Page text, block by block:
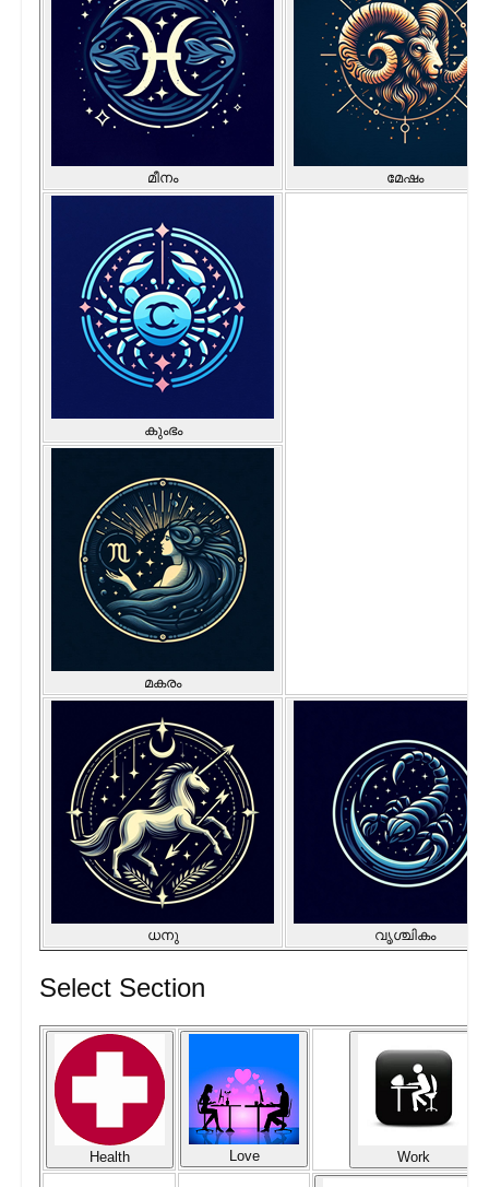
മീനം മേഷം
കുംഭം
മകരം
ധനു വൃശ്ചികം
Select Section
Health Love Work